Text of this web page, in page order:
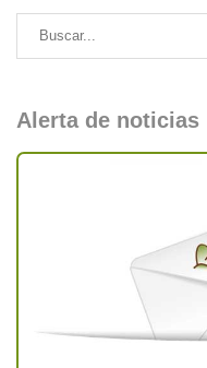
Alerta de noticias